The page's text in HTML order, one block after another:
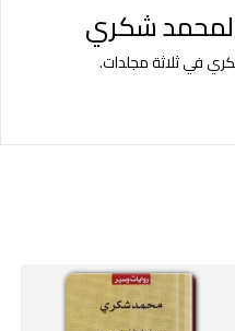
لمحمد شكري
في ثلاثة مجلدات.